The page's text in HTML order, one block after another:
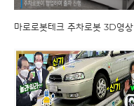
마로로봇테크 주차로봇 3D영상